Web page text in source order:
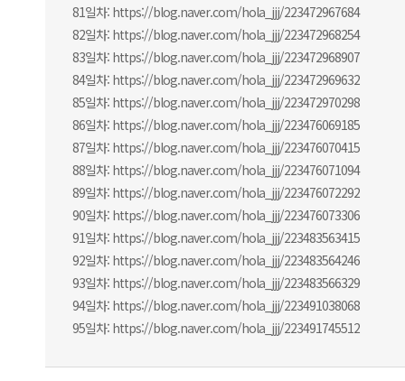
81일차: https://blog.naver.com/hola_jjj/223472967684
82일차: https://blog.naver.com/hola_jjj/223472968254
83일차: https://blog.naver.com/hola_jjj/223472968907
84일차: https://blog.naver.com/hola_jjj/223472969632
85일차: https://blog.naver.com/hola_jjj/223472970298
86일차: https://blog.naver.com/hola_jjj/223476069185
87일차: https://blog.naver.com/hola_jjj/223476070415
88일차: https://blog.naver.com/hola_jjj/223476071094
89일차: https://blog.naver.com/hola_jjj/223476072292
90일차: https://blog.naver.com/hola_jjj/223476073306
91일차: https://blog.naver.com/hola_jjj/223483563415
92일차: https://blog.naver.com/hola_jjj/223483564246
93일차: https://blog.naver.com/hola_jjj/223483566329
94일차: https://blog.naver.com/hola_jjj/223491038068
95일차: https://blog.naver.com/hola_jjj/223491745512